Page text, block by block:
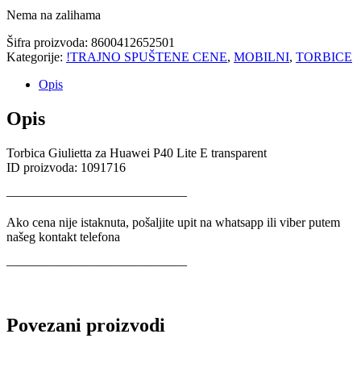
Nema na zalihama
Šifra proizvoda: 8600412652501
Kategorije: !TRAJNO SPUŠTENE CENE, MOBILNI, TORBICE
Opis
Opis
Torbica Giulietta za Huawei P40 Lite E transparent
ID proizvoda: 1091716
——————————————
Ako cena nije istaknuta, pošaljite upit na whatsapp ili viber putem
našeg kontakt telefona
——————————————
Povezani proizvodi